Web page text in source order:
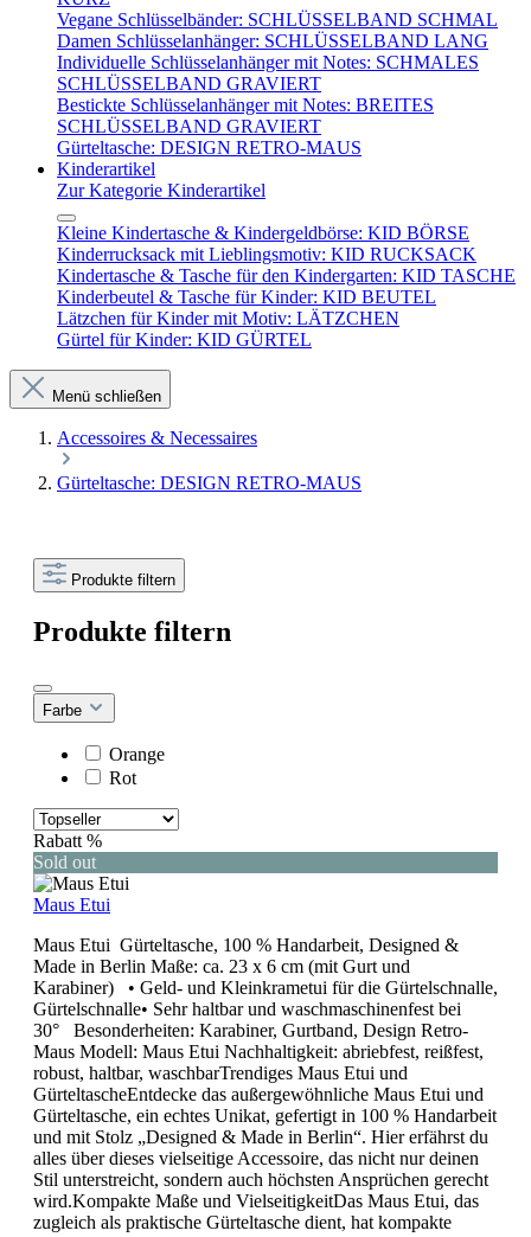
Vegane Schlüsselbänder: SCHLÜSSELBAND SCHMAL
Damen Schlüsselanhänger: SCHLÜSSELBAND LANG
Individuelle Schlüsselanhänger mit Notes: SCHMALES
SCHLÜSSELBAND GRAVIERT
Bestickte Schlüsselanhänger mit Notes: BREITES
SCHLÜSSELBAND GRAVIERT
Gürteltasche: DESIGN RETRO-MAUS
Kinderartikel
Zur Kategorie Kinderartikel
Kleine Kindertasche & Kindergeldbörse: KID BÖRSE
Kinderrucksack mit Lieblingsmotiv: KID RUCKSACK
Kindertasche & Tasche für den Kindergarten: KID TASCHE
Kinderbeutel & Tasche für Kinder: KID BEUTEL
Lätzchen für Kinder mit Motiv: LÄTZCHEN
Gürtel für Kinder: KID GÜRTEL
Menü schließen
Accessoires & Necessaires
Gürteltasche: DESIGN RETRO-MAUS
Produkte filtern
Produkte filtern
Farbe
Orange
Rot
Rabatt %
Sold out
Maus Etui
Maus Etui Gürteltasche, 100 % Handarbeit, Designed &
Made in Berlin Maße: ca. 23 x 6 cm (mit Gurt und
Karabiner) • Geld- und Kleinkrametui für die Gürtelschnalle,
Gürtelschnalle• Sehr haltbar und waschmaschinenfest bei
30° Besonderheiten: Karabiner, Gurtband, Design Retro-
Maus Modell: Maus Etui Nachhaltigkeit: abriebfest, reißfest,
robust, haltbar, waschbarTrendiges Maus Etui und
GürteltascheEntdecke das außergewöhnliche Maus Etui und
Gürteltasche, ein echtes Unikat, gefertigt in 100 % Handarbeit
und mit Stolz „Designed & Made in Berlin“. Hier erfährst du
alles über dieses vielseitige Accessoire, das nicht nur deinen
Stil unterstreicht, sondern auch höchsten Ansprüchen gerecht
wird.Kompakte Maße und VielseitigkeitDas Maus Etui, das
zugleich als praktische Gürteltasche dient, hat kompakte